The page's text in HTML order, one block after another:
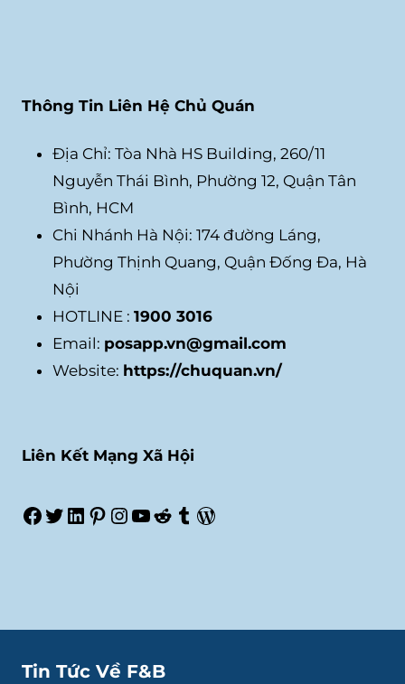
Thông Tin Liên Hệ Chủ Quán
Địa Chỉ: Tòa Nhà HS Building, 260/11
Nguyễn Thái Bình, Phường 12, Quận Tân
Bình, HCM
Chi Nhánh Hà Nội: 174 đường Láng,
Phường Thịnh Quang, Quận Đống Đa, Hà
Nội
HOTLINE : 1900 3016
Email: posapp.vn@gmail.com
Website: https://chuquan.vn/
Liên Kết Mạng Xã Hội
Facebook
Twitter
LinkedIn
Pinterest
Instagram
Youtube
Reddit
Tumblr
WordPress
Tin Tức Về F&B